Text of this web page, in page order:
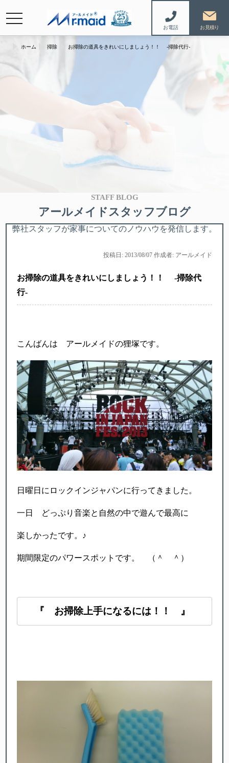
お電話
navigation
STAFF BLOG
アールメイドスタッフブログ
弊社スタッフが家事についてのノウハウを発信します。
ホーム 掃除 お掃除の道具をきれいにしましょう！！ -掃除代行-
投稿日: 2013/08/07 作成者: アールメイド
お掃除の道具をきれいにしましょう！！ -掃除代
行-
こんばんは アールメイドの狸塚です。
日曜日にロックインジャパンに行ってきました。
一日 どっぷり音楽と自然の中で遊んで最高に
楽しかったです。♪
期間限定のパワースポットです。 （＾ ＾）
『 お掃除上手になるには！！ 』